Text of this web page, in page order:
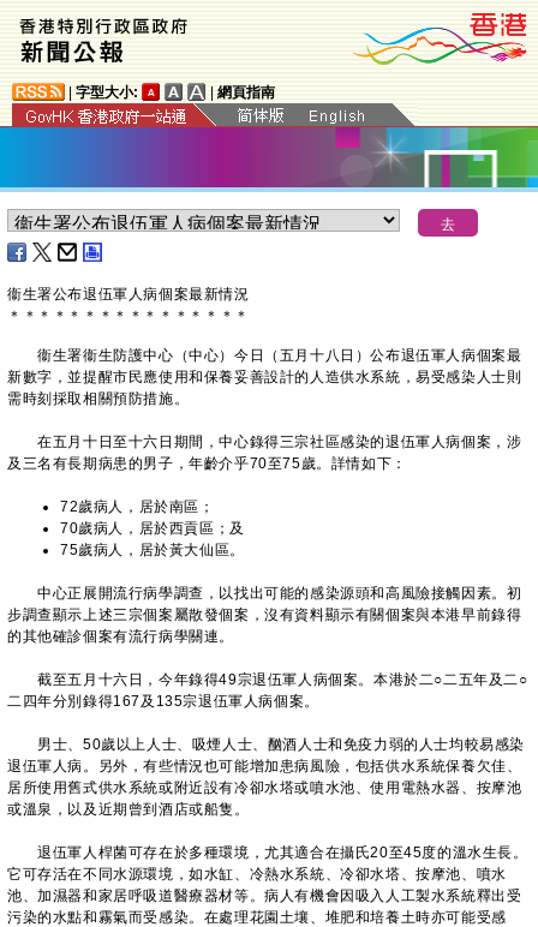
字型大小: 網頁指南
衞生署公布退伍軍人病個案最新情況
＊ ＊ ＊ ＊ ＊ ＊ ＊ ＊ ＊ ＊ ＊ ＊ ＊ ＊ ＊ ＊
衞生署衞生防護中心（中心）今日（五月十八日）公布退伍軍人病個案最
新數字，並提醒市民應使用和保養妥善設計的人造供水系統，易受感染人士則
需時刻採取相關預防措施。
在五月十日至十六日期間，中心錄得三宗社區感染的退伍軍人病個案，涉
及三名有長期病患的男子，年齡介乎70至75歲。詳情如下：
72歲病人，居於南區；
70歲病人，居於西貢區；及
75歲病人，居於黃大仙區。
中心正展開流行病學調查，以找出可能的感染源頭和高風險接觸因素。初
步調查顯示上述三宗個案屬散發個案，沒有資料顯示有關個案與本港早前錄得
的其他確診個案有流行病學關連。
截至五月十六日，今年錄得49宗退伍軍人病個案。本港於二○二五年及二○
二四年分別錄得167及135宗退伍軍人病個案。
男士、50歲以上人士、吸煙人士、酗酒人士和免疫力弱的人士均較易感染
退伍軍人病。另外，有些情況也可能增加患病風險，包括供水系統保養欠佳、
居所使用舊式供水系統或附近設有冷卻水塔或噴水池、使用電熱水器、按摩池
或溫泉，以及近期曾到酒店或船隻。
退伍軍人桿菌可存在於多種環境，尤其適合在攝氏20至45度的溫水生長。
它可存活在不同水源環境，如水缸、冷熱水系統、冷卻水塔、按摩池、噴水
池、加濕器和家居呼吸道醫療器材等。病人有機會因吸入人工製水系統釋出受
污染的水點和霧氣而受感染。在處理花園土壤、堆肥和培養土時亦可能受感